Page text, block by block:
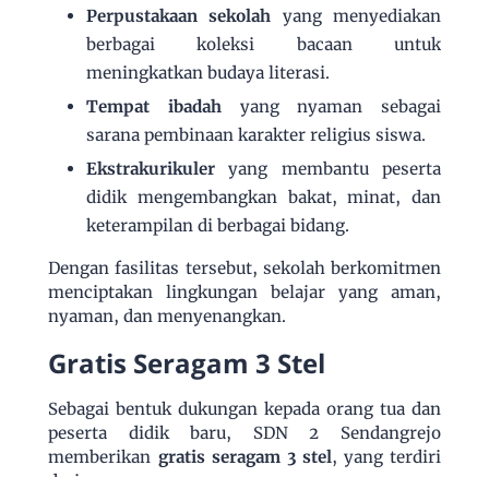
Perpustakaan sekolah yang menyediakan
berbagai koleksi bacaan untuk
meningkatkan budaya literasi.
Tempat ibadah yang nyaman sebagai
sarana pembinaan karakter religius siswa.
Ekstrakurikuler yang membantu peserta
didik mengembangkan bakat, minat, dan
keterampilan di berbagai bidang.
Dengan fasilitas tersebut, sekolah berkomitmen
menciptakan lingkungan belajar yang aman,
nyaman, dan menyenangkan.
Gratis Seragam 3 Stel
Sebagai bentuk dukungan kepada orang tua dan
peserta didik baru, SDN 2 Sendangrejo
memberikan gratis seragam 3 stel, yang terdiri